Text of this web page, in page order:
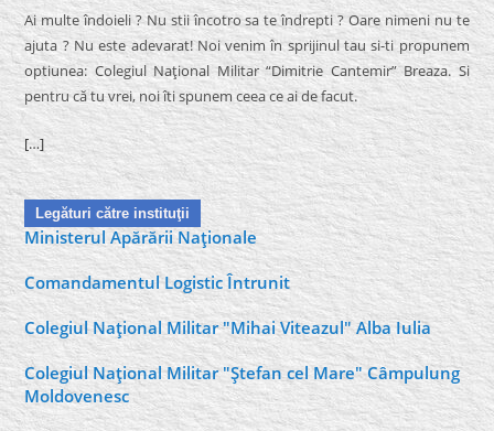
Ai multe îndoieli ? Nu stii încotro sa te îndrepti ? Oare nimeni nu te
ajuta ? Nu este adevarat! Noi venim în sprijinul tau si-ti propunem
optiunea: Colegiul Naţional Militar “Dimitrie Cantemir” Breaza. Si
pentru că tu vrei, noi îti spunem ceea ce ai de facut.
[…]
Legături către instituţii
Ministerul Apărării Naţionale
Comandamentul Logistic Întrunit
Colegiul Naţional Militar "Mihai Viteazul" Alba Iulia
Colegiul Naţional Militar "Ştefan cel Mare" Câmpulung
Moldovenesc